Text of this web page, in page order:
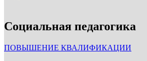
Социальная педагогика
ПОВЫШЕНИЕ КВАЛИФИКАЦИИ